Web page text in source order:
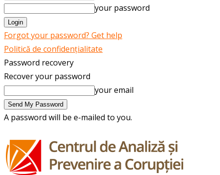
your password
Forgot your password? Get help
Politică de confidențialitate
Password recovery
Recover your password
your email
A password will be e-mailed to you.